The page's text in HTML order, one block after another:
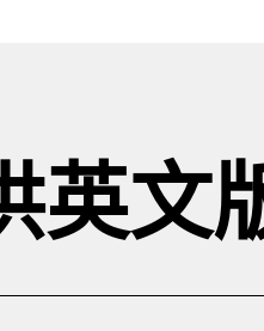
英文